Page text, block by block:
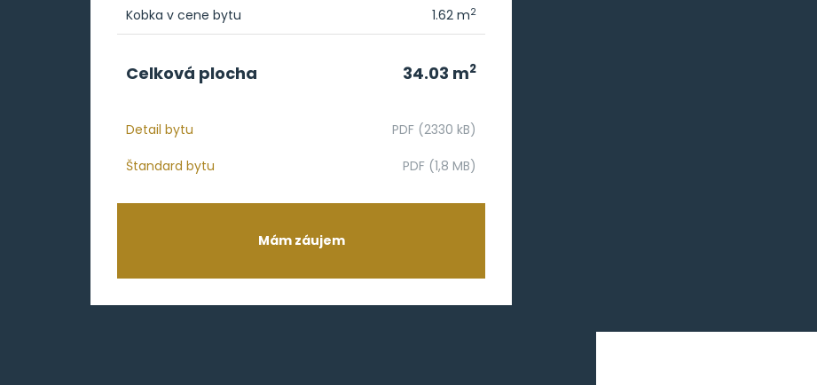
Kobka v cene bytu 1.62 m2
Celková plocha 34.03 m2
Detail bytu PDF (2330 kB)
Štandard bytu PDF (1,8 MB)
Mám záujem